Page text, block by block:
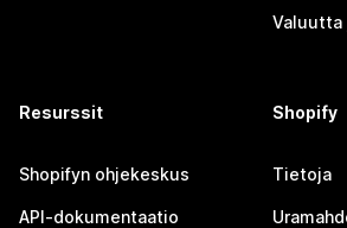
Valuutta
Resurssit
Shopifyn ohjekeskus
API-dokumentaatio
Shopify
Tietoja